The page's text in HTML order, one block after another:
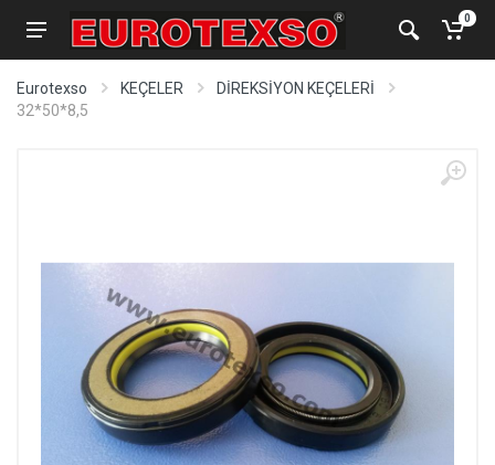
0
Eurotexso KEÇELER
DİREKSİYON KEÇELERİ
32*50*8,5